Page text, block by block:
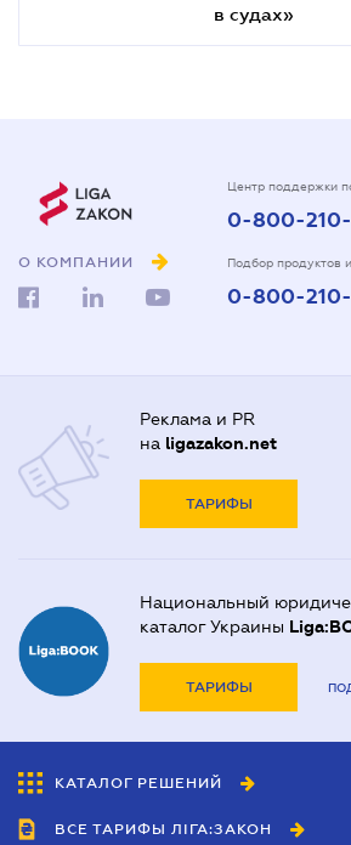
в судах»
О КОМПАНИИ
Центр поддержки
0-800-210-
Подбор продуктов
0-800-210-
Реклама и PR
на ligazakon.net
ТАРИФЫ
Национальный
каталог Украины
ТАРИФЫ
КАТАЛОГ РЕШЕНИЙ
ВСЕ ТАРИФЫ ЛІГА:ЗАКОН